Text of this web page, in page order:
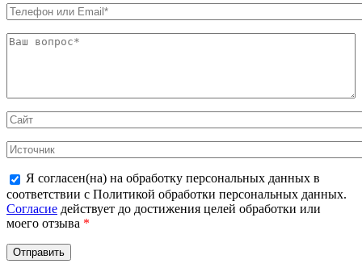
Я согласен(на) на обработку персональных данных в
соответствии с Политикой обработки персональных данных.
Согласие действует до достижения целей обработки или
моего отзыва *